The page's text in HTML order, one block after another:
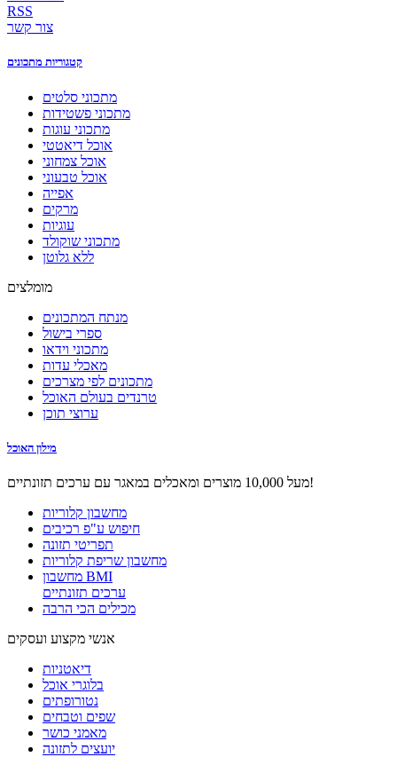
RSS
צור קשר
קטגוריות מתכונים
מתכוני סלטים
מתכוני פשטידות
מתכוני עוגות
אוכל דיאטטי
אוכל צמחוני
אוכל טבעוני
אפייה
מרקים
עוגיות
מתכוני שוקולד
ללא גלוטן
מומלצים
מנתח המתכונים
ספרי בישול
מתכוני וידאו
מאכלי עדות
מתכונים לפי מצרכים
טרנדים בעולם האוכל
ערוצי תוכן
מילון האוכל
מעל 10,000 מוצרים ומאכלים במאגר עם ערכים תזונתיים!
מחשבון קלוריות
חיפוש ע"פ רכיבים
תפריטי תזונה
מחשבון שריפת קלוריות
מחשבון BMI
ערכים תזונתיים
מכילים הכי הרבה
אנשי מקצוע ועסקים
דיאטניות
בלוגרי אוכל
נטורופתים
שפים וטבחים
מאמני כושר
יועצים לתזונה